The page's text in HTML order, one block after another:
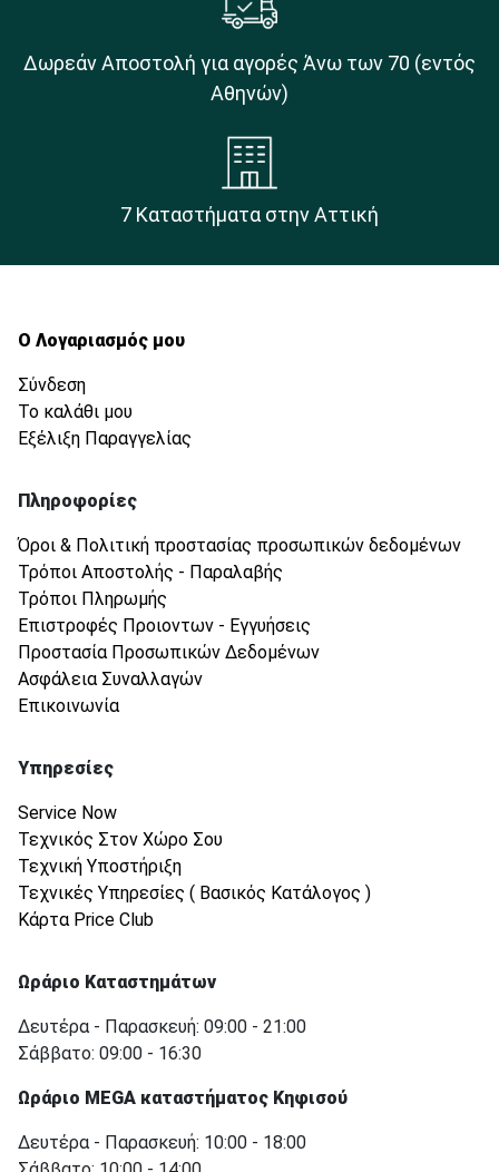
Δωρεάν Αποστολή για αγορές Άνω των 70 (εντός
Αθηνών)
7 Καταστήματα στην Αττική
Ο Λογαριασμός μου
Σύνδεση
Το καλάθι μου
Εξέλιξη Παραγγελίας
Πληροφορίες
Όροι & Πολιτική προστασίας προσωπικών δεδομένων
Τρόποι Αποστολής - Παραλαβής
Τρόποι Πληρωμής
Επιστροφές Προιοντων - Εγγυήσεις
Προστασία Προσωπικών Δεδομένων
Ασφάλεια Συναλλαγών
Επικοινωνία
Υπηρεσίες
Service Now
Τεχνικός Στον Χώρο Σου
Τεχνική Υποστήριξη
Τεχνικές Υπηρεσίες ( Βασικός Κατάλογος )
Κάρτα Price Club
Ωράριο Καταστημάτων
Δευτέρα - Παρασκευή: 09:00 - 21:00
Σάββατο: 09:00 - 16:30
Ωράριο MEGA καταστήματος Κηφισού
Δευτέρα - Παρασκευή: 10:00 - 18:00